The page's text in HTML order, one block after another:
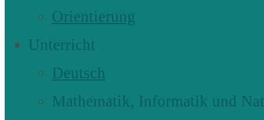
Orientierung
Unterricht
Deutsch
Mathematik, Informatik und